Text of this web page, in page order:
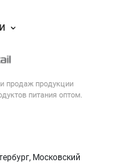
продаж продукции
питания оптом.
Московский
данных